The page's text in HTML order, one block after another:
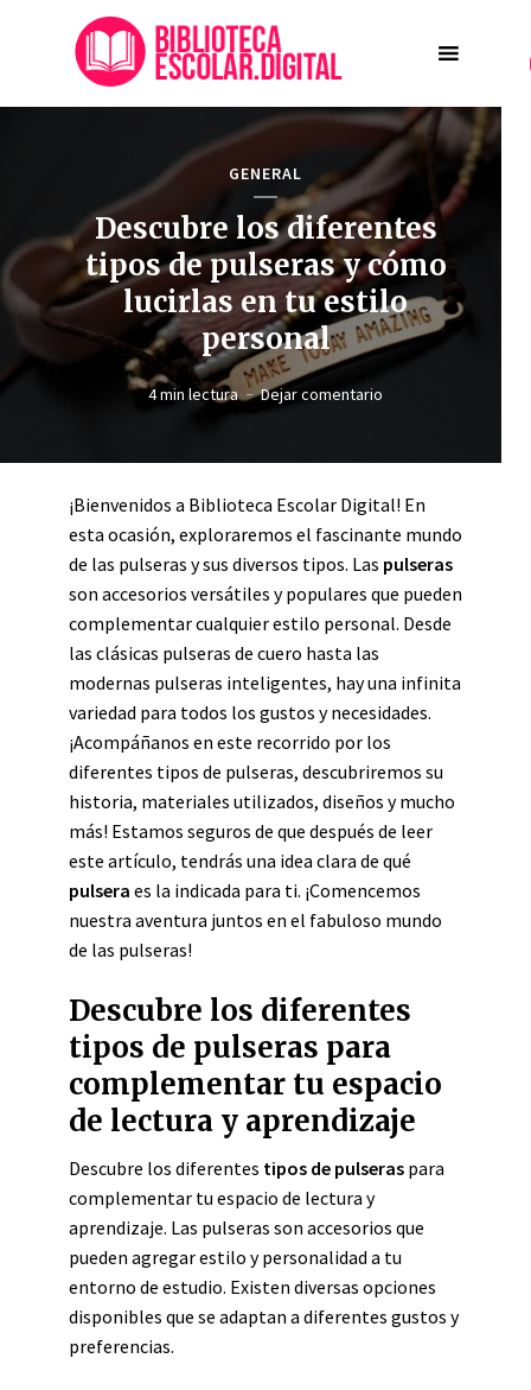
GENERAL
Descubre los diferentes
tipos de pulseras y cómo
lucirlas en tu estilo
personal
4 min lectura Dejar comentario
¡Bienvenidos a Biblioteca Escolar Digital! En
esta ocasión, exploraremos el fascinante mundo
de las pulseras y sus diversos tipos. Las pulseras
son accesorios versátiles y populares que pueden
complementar cualquier estilo personal. Desde
las clásicas pulseras de cuero hasta las
modernas pulseras inteligentes, hay una infinita
variedad para todos los gustos y necesidades.
¡Acompáñanos en este recorrido por los
diferentes tipos de pulseras, descubriremos su
historia, materiales utilizados, diseños y mucho
más! Estamos seguros de que después de leer
este artículo, tendrás una idea clara de qué
pulsera es la indicada para ti. ¡Comencemos
nuestra aventura juntos en el fabuloso mundo
de las pulseras!
Descubre los diferentes
tipos de pulseras para
complementar tu espacio
de lectura y aprendizaje
Descubre los diferentes tipos de pulseras para
complementar tu espacio de lectura y
aprendizaje. Las pulseras son accesorios que
pueden agregar estilo y personalidad a tu
entorno de estudio. Existen diversas opciones
disponibles que se adaptan a diferentes gustos y
preferencias.